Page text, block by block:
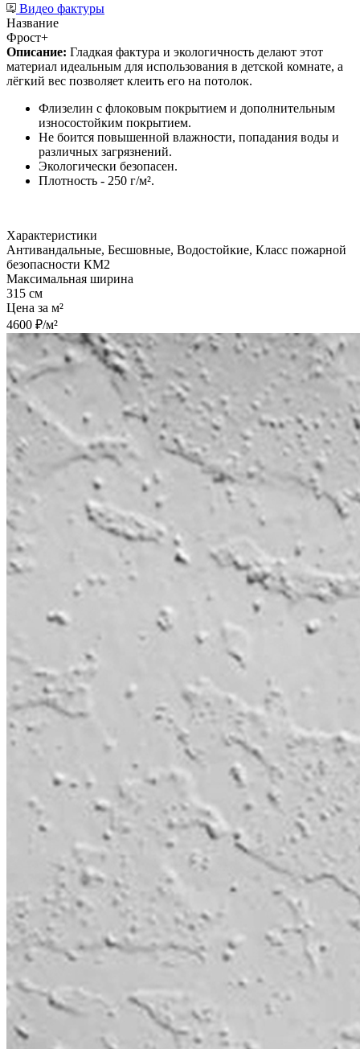
Видео фактуры
Название
Фрост+
Описание: Гладкая фактура и экологичность делают этот
материал идеальным для использования в детской комнате, а
лёгкий вес позволяет клеить его на потолок.
Флизелин с флоковым покрытием и дополнительным
износостойким покрытием.
Не боится повышенной влажности, попадания воды и
различных загрязнений.
Экологически безопасен.
Плотность - 250 г/м².
Характеристики
Антивандальные, Бесшовные, Водостойкие, Класс пожарной
безопасности КМ2
Максимальная ширина
315 см
Цена за м²
4600 ₽/м²